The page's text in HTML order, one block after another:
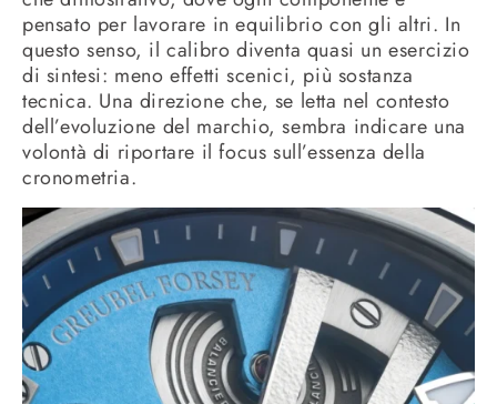
pensato per lavorare in equilibrio con gli altri. In
questo senso, il calibro diventa quasi un esercizio
di sintesi: meno effetti scenici, più sostanza
tecnica. Una direzione che, se letta nel contesto
dell’evoluzione del marchio, sembra indicare una
volontà di riportare il focus sull’essenza della
cronometria.